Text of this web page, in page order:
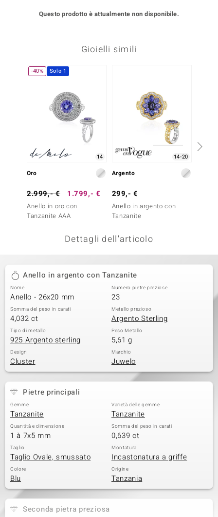
by de Melo
Classics
Questo prodotto è attualmente non disponibile.
Gioielli simili
-40% Solo 1
14
Oro
2.999,- € 1.799,- €
Anello in oro con
Tanzanite AAA
14-20
Argento
299,- €
Anello in argento con
Tanzanite
Dettagli dell'articolo
Anello in argento con Tanzanite
Nome
Anello - 26x20 mm
Numero pietre preziose
23
Somma del peso in carati
4,032 ct
Metallo prezioso
Argento Sterling
Tipo di metallo
925 Argento sterling
Peso Metallo
5,61 g
Design
Cluster
Marchio
Juwelo
Pietre principali
Gemme
Tanzanite
Varietà delle gemme
Tanzanite
Quantità e dimensione
1 à 7x5 mm
Somma del peso in carati
0,639 ct
Taglio
Taglio Ovale, smussato
Montatura
Incastonatura a griffe
Colore
Blu
Origine
Tanzania
Seconda pietra preziosa